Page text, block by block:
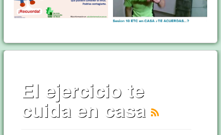
El ejercicio te
cuida en casa